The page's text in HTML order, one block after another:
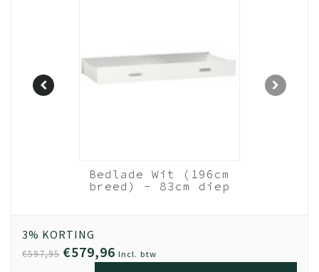
Bedlade Wit (196cm
breed) - 83cm diep
3% KORTING
€597,95 €579,96 Incl. btw